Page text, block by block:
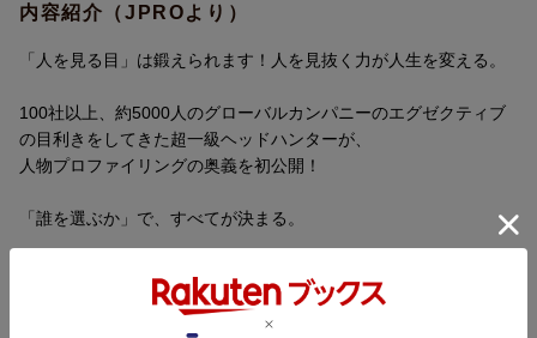
内容紹介（JPROより）
「人を見る目」は鍛えられます！人を見抜く力が人生を変える。
100社以上、約5000人のグローバルカンパニーのエグゼクティブ
の目利きをしてきた超一級ヘッドハンターが、
人物プロファイリングの奥義を初公開！
「誰を選ぶか」で、すべてが決まる。
内容紹介（「BOOK」データベースより）
１００社以上、５０００人超のグローバルカンパニーのトップマ